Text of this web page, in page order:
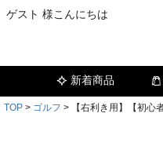
ゲスト 様こんにちは
新着商品
TOP ゴルフ 【右利き用】【初